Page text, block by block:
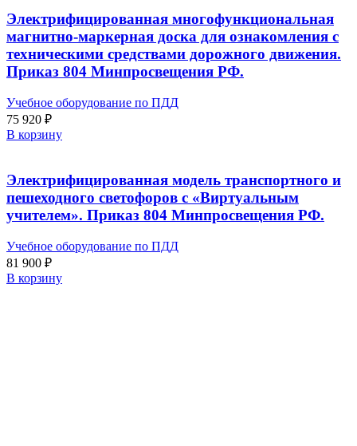
Электрифицированная многофункциональная
магнитно-маркерная доска для ознакомления с
техническими средствами дорожного движения.
Приказ 804 Минпросвещения РФ.
Учебное оборудование по ПДД
75 920 ₽
В корзину
Электрифицированная модель транспортного и
пешеходного светофоров с «Виртуальным
учителем». Приказ 804 Минпросвещения РФ.
Учебное оборудование по ПДД
81 900 ₽
В корзину